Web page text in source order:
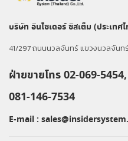
บริษัท อินไซเดอร์ ซิสเต็ม (ประเทศ
41/297 ถนนนวลจันทร์ แขวงนวลจัน
ฝ่ายขายโทร 02-069-5454,
081-146-7534
E-mail :